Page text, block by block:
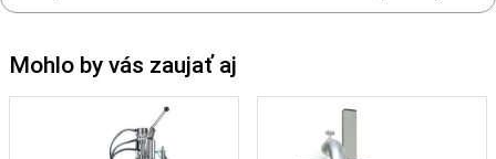
Mohlo by vás zaujať aj